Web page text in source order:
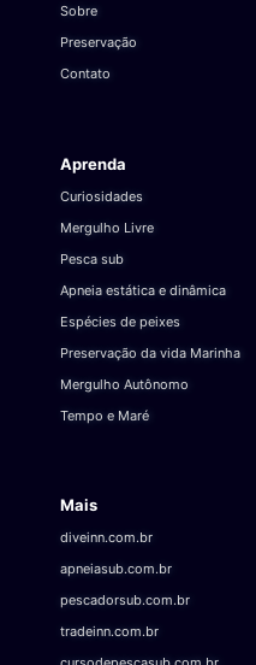
Sobre
Preservação
Contato
Aprenda
Curiosidades
Mergulho Livre
Pesca sub
Apneia estática e dinâmica
Espécies de peixes
Preservação da vida Marinha
Mergulho Autônomo
Tempo e Maré
Mais
diveinn.com.br
apneiasub.com.br
pescadorsub.com.br
tradeinn.com.br